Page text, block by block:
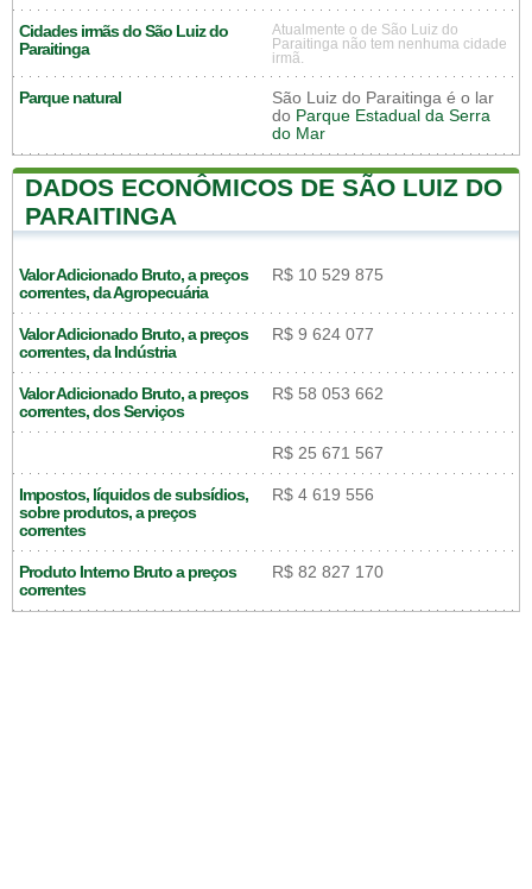
Cidades irmãs do São Luiz do
Paraitinga
Atualmente o de São Luiz do
Paraitinga não tem nenhuma cidade
irmã.
Parque natural
São Luiz do Paraitinga é o lar
do Parque Estadual da Serra
do Mar
DADOS ECONÔMICOS DE SÃO LUIZ DO
PARAITINGA
Valor Adicionado Bruto, a preços
correntes, da Agropecuária
R$ 10 529 875
Valor Adicionado Bruto, a preços
correntes, da Indústria
R$ 9 624 077
Valor Adicionado Bruto, a preços
correntes, dos Serviços
R$ 58 053 662
R$ 25 671 567
Impostos, líquidos de subsídios,
sobre produtos, a preços
correntes
R$ 4 619 556
Produto Interno Bruto a preços
correntes
R$ 82 827 170